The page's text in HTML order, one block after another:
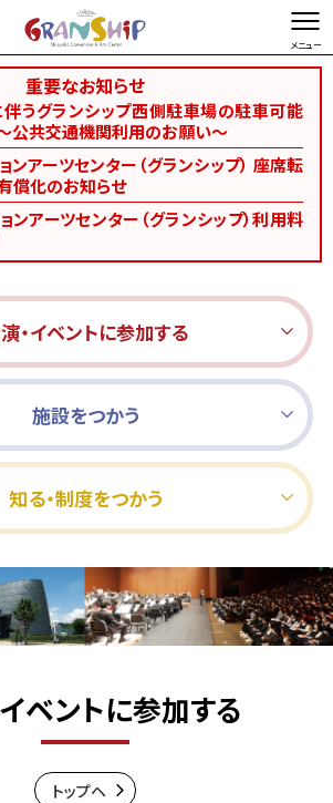
重要なお知らせ
うグランシップ西側駐車場の駐車可能
公共交通機関利用のお願い～
アーツセンター（グランシップ） 座席転
償化のお知らせ
ンアーツセンター（グランシップ）利用料
文字を縮小する
文字を拡大する
お問い合わせ・ご意見 Foreign language
・イベントに参加する
施設をつかう
知る・制度をつかう
ベントに参加する
トップヘ